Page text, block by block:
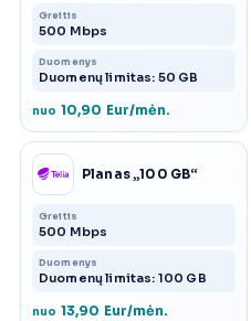
Greitis
500 Mbps
Duomenys
Duomenų limitas: 50 GB
nuo 10,90 Eur/mėn.
Planas „100 GB“
Greitis
500 Mbps
Duomenys
Duomenų limitas: 100 GB
nuo 13,90 Eur/mėn.